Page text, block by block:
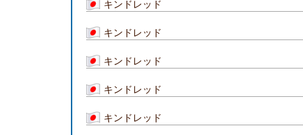
キンドレッド
キンドレッド
キンドレッド
キンドレッド
キンドレッド